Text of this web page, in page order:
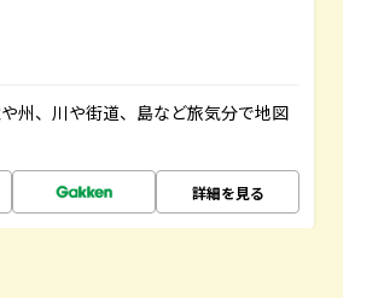
州、川や街道、島など旅気分で地図
詳細を見る